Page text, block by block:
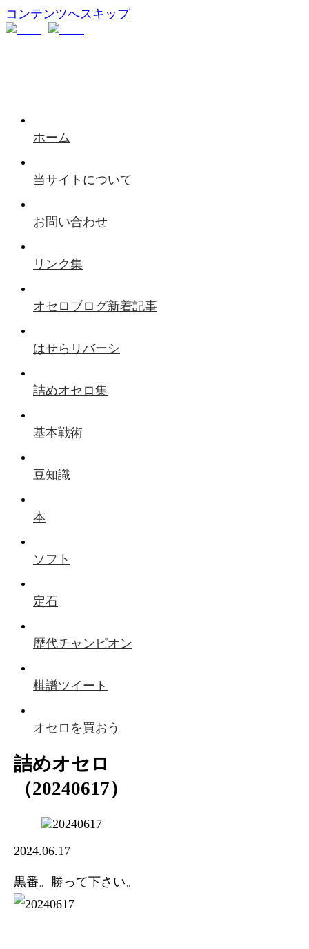
コンテンツへスキップ
ホーム
当サイトについて
お問い合わせ
リンク集
オセロブログ新着記事
はせらリバーシ
詰めオセロ集
基本戦術
豆知識
本
ソフト
定石
歴代チャンピオン
棋譜ツイート
オセロを買おう
詰めオセロ
（20240617）
2024.06.17
黒番。勝って下さい。